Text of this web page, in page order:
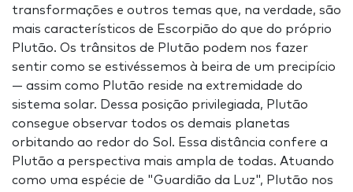
transformações e outros temas que, na verdade, são
mais característicos de Escorpião do que do próprio
Plutão. Os trânsitos de Plutão podem nos fazer
sentir como se estivéssemos à beira de um precipício
— assim como Plutão reside na extremidade do
sistema solar. Dessa posição privilegiada, Plutão
consegue observar todos os demais planetas
orbitando ao redor do Sol. Essa distância confere a
Plutão a perspectiva mais ampla de todas. Atuando
como uma espécie de "Guardião da Luz", Plutão nos